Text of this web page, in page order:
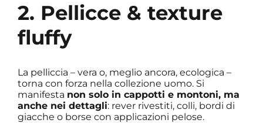
2. Pellicce & texture
fluffy
La pelliccia – vera o, meglio ancora, ecologica –
torna con forza nella collezione uomo. Si
manifesta non solo in cappotti e montoni, ma
anche nei dettagli: rever rivestiti, colli, bordi di
giacche o borse con applicazioni pelose.